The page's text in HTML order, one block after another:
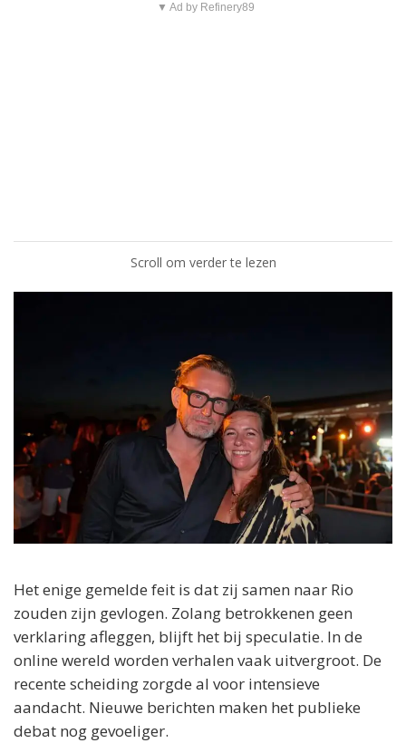
▼ Ad by Refinery89
Scroll om verder te lezen
Het enige gemelde feit is dat zij samen naar Rio
zouden zijn gevlogen. Zolang betrokkenen geen
verklaring afleggen, blijft het bij speculatie. In de
online wereld worden verhalen vaak uitvergroot. De
recente scheiding zorgde al voor intensieve
aandacht. Nieuwe berichten maken het publieke
debat nog gevoeliger.